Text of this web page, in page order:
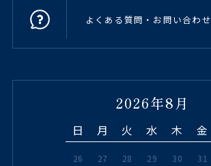
よくある質問・お問い合わせ
2026年8月
日 月 火 水 木 金
26 27 28 29 30 31